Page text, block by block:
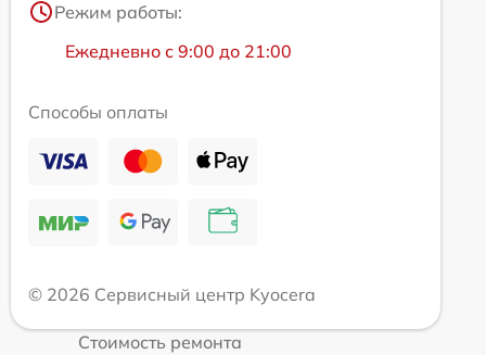
Режим работы:
Ежедневно с 9:00 до 21:00
Способы оплаты
© 2026 Сервисный центр Kyocera
Стоимость ремонта